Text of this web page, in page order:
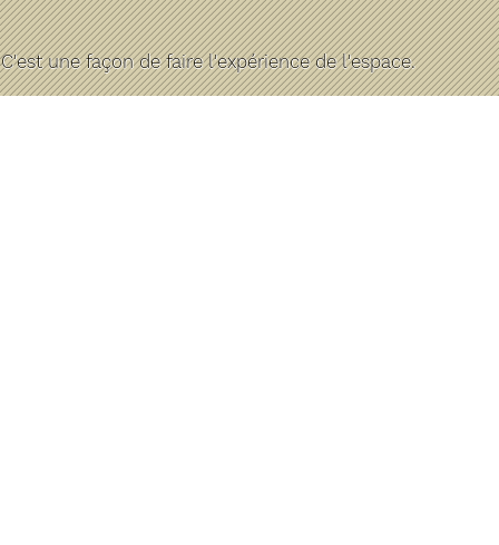
C'est une façon de faire l'expérience de l'espace.